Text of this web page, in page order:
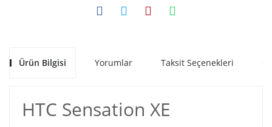
Ürün Bilgisi Yorumlar Taksit Seçenekleri
HTC Sensation XE